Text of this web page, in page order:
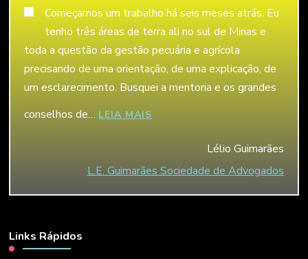
Começamos um trabalho há seis meses atrás. Eu
tenho três áreas de terra ali no sul de Minas e
toda a questão da gestão pecuária e agrícola
precisando de uma orientação, de uma explicação, de
um esclarecimento. Busquei a mentoria e os grandes
conselhos de… LEIA MAIS
Lélio Guimarães
L.E. Guimarães Sociedade de Advogados
Links Rápidos